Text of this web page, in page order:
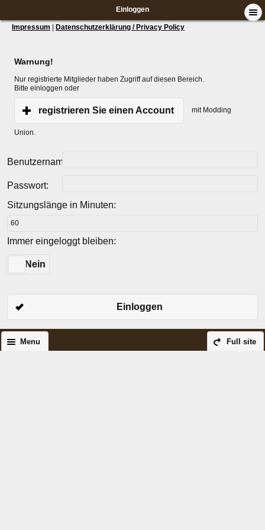
Einloggen
Impressum Datenschutzerklärung / Privacy Policy
Warnung!
Nur registrierte Mitglieder haben Zugriff auf diesen Bereich.
Bitte einloggen oder
registrieren Sie einen Account mit Modding
Union.
Benutzername:
Passwort:
Sitzungslänge in Minuten:
Immer eingeloggt bleiben:
Nein
Einloggen
Full site
Menu